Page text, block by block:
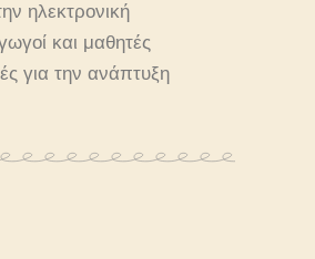
ηλεκτρονική
και μαθητές
για την ανάπτυξη